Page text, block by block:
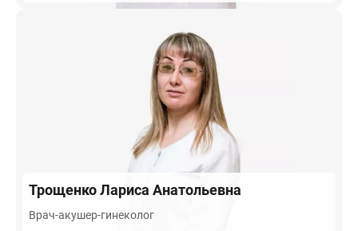
ТрощенкоЛариса Анатольевна
Врач-акушер-гинеколог